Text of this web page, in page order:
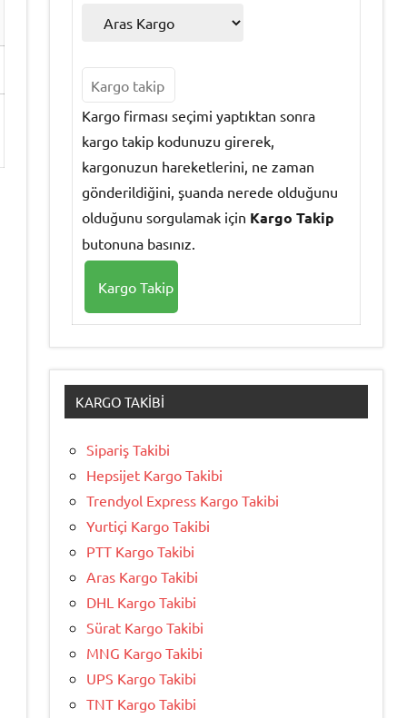
Kargo firması seçimi yaptıktan sonra
kargo takip kodunuzu girerek,
kargonuzun hareketlerini, ne zaman
gönderildiğini, şuanda nerede olduğunu
olduğunu sorgulamak için Kargo Takip
butonuna basınız.
KARGO TAKIBI
Sipariş Takibi
Hepsijet Kargo Takibi
Trendyol Express Kargo Takibi
Yurtiçi Kargo Takibi
PTT Kargo Takibi
Aras Kargo Takibi
DHL Kargo Takibi
Sürat Kargo Takibi
MNG Kargo Takibi
UPS Kargo Takibi
TNT Kargo Takibi